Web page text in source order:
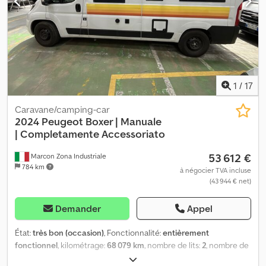
1 / 17
Marcon Zona Industriale
784 km
Caravane/camping-car
2024 Peugeot Boxer | Manuale
| Completamente Accessoriato
53 612 €
à négocier TVA incluse
(43 944 € net)
Demander Appel
État:très bon (occasion), Fonctionnalité:entièrement
fonctionnel, kilométrage:68 079 km, nombre de lits:2, nombre de
diesel